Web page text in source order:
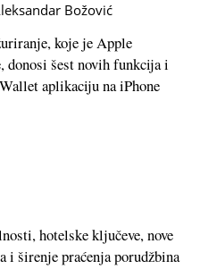
Božović
koje je Apple
donosi šest novih funkcija i
aplikaciju na iPhone
hotelske ključeve, nove
i širenje praćenja porudžbina